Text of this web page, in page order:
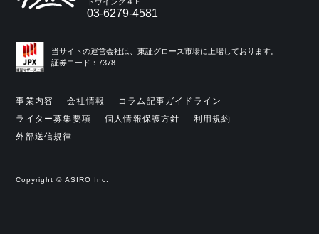
03-6279-4581
当サイトの運営会社は、東証グロース市場に上場しております。
証券コード：7378
事業内容 会社情報
コラム記事ガイドライン
ライター募集要項
個人情報保護方針
利用規約
外部送信規律
Copyright © ASIRO Inc.